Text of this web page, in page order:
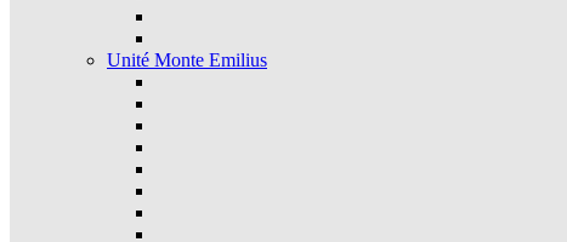
Unité Monte Emilius